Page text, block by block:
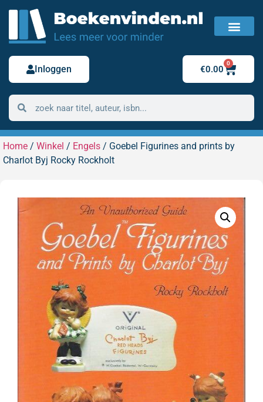
Inloggen €0.00
0
Home / Winkel / Engels / Goebel Figurines and prints by
Charlot Byj Rocky Rockholt